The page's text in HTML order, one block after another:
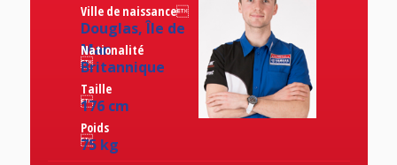
Ville de naissance
Douglas, Île de
Man
Nationalité

Britannique
Taille

176 cm
Poids

75 kg